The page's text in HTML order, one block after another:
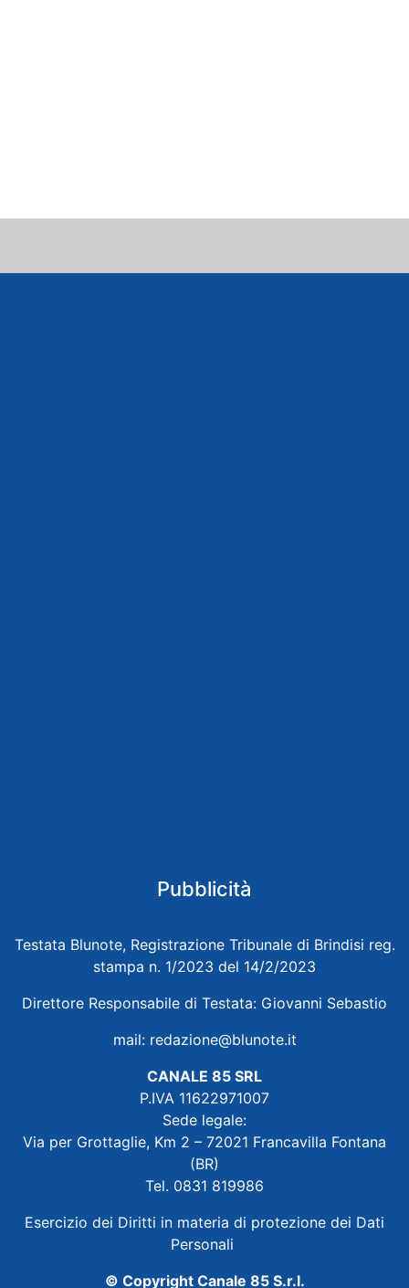
Pubblicità
Testata Blunote, Registrazione Tribunale di Brindisi reg.
stampa n. 1/2023 del 14/2/2023
Direttore Responsabile di Testata: Giovanni Sebastio
mail: redazione@blunote.it
CANALE 85 SRL
P.IVA 11622971007
Sede legale:
Via per Grottaglie, Km 2 – 72021 Francavilla Fontana
(BR)
Tel. 0831 819986
Esercizio dei Diritti in materia di protezione dei Dati
Personali
© Copyright Canale 85 S.r.l.